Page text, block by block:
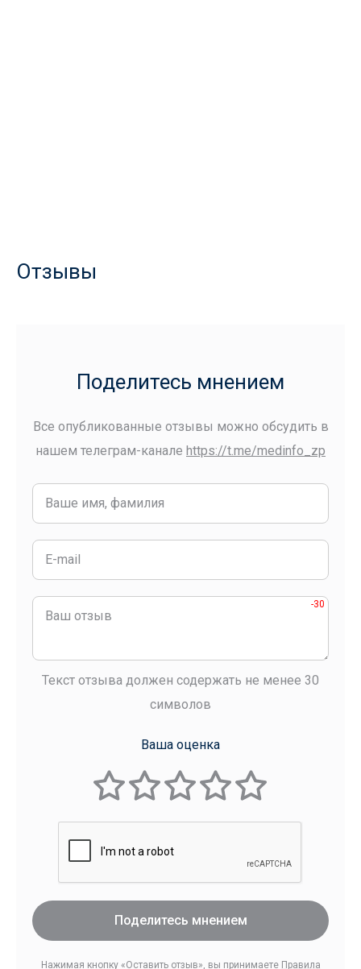
Отзывы
Поделитесь мнением
Все опубликованные отзывы можно обсудить в
нашем телеграм-канале https://t.me/medinfo_zp
-30
Текст отзыва должен содержать не менее 30
символов
Ваша оценка
Поделитесь мнением
Нажимая кнопку «Оставить отзыв», вы принимаете Правила